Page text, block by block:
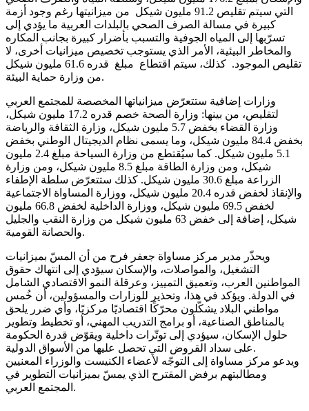
التي سيتم تقليص 91.2 مليون شيكل من ميزانيتها رغم وجود أزمة
كبيرة في مسالة الصرف الصحي بالبلدات العربية ما يؤدي إلى
تسرّبها إلى المياه الجوفية والتسبب بأضرار كبيرة بجانب المكاره
والمخاطر البيئية، الأمر الذي يستوجب تخصيص ميزانيات أخرى، لا
تقليص الموجود. كذلك، سيتم اقتطاع مبلغ قدره 61.6 مليون شيكل
من وزارة حماية البيئة.
وزارات إضافية ستتعرّض ميزانياتها المخصصة للمجتمع العربي
لتقليص، من بينها: وزارة الصحة خصم قدره 17.2 مليون شيكل،
وزارة القضاء بخفض 5.7 مليون شيكل، وزارة الثقافة والرياضة
بخفض 84.4 مليون شيكل، وما يسمى نظام الديجيتال الوطني بخفض
5.1 مليون شيكل. كما سيُقتطع من وزارة السياحة مبلغ 2.4 مليون
شيكل، ومن وزارة الطاقة مبلغ 8.5 مليون شيكل، ومن وزارة
الزراعة مبلغ 30.6 مليون شيكل. كذلك ستتعرّض سلطة الإطفاء
والإنقاذ لخفض قدره 20.4 مليون شيكل، ووزارة المساواة الاجتماعية
لخفض 69.5 مليون شيكل، ووزارة الداخلية لخفض 66.8 مليون
شيكل، إضافة إلى خفض 63 مليون شيكل من وزارة النقب والجليل
والحصانة القومية.
ويحذّر مدير مركز مساواة جعفر فرح من أن المسّ بميزانيات
التشغيل، والمواصلات، والإسكان سيؤدي إلى انتهاك حقوق
المواطنين العرب، وتعميق التمييز، وعرقلة النمو الاقتصادي الشامل
في الدولة. ويؤكد في هذا، وتحذير للوزارات والمسؤولين، أن خُمس
مواطني البلاد يشكّلون محرّكًا اقتصاديًا مركزيًا، وأي ضرر يلحق
بالمناطق الصناعية، أو برامج التدريب المهني، أو تخطيط وتطوير
حلول الإسكان، سيؤدي إلى توتّرات داخلية ويقوّض قدرة الحكومة
على سداد القروض التي تحصل عليها من الأسواق الدولية.
ويدعو مركز مساواة إلى التوجّه لأعضاء الكنيست والوزراء المعنيين
ومطالبتهم برفض المقترح الذي يمسّ بميزانيات التطوير في
المجتمع العربي.